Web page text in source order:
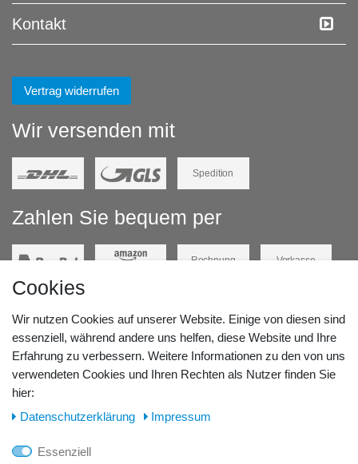
Kontakt
Vertrag widerrufen
Wir versenden mit
Spedition
Zahlen Sie bequem per
Rechnung Vorkasse
Unsere Lageradresse:
GeBOOTE24 - Martin Rolle & Iris Kleiner GbR
Cookies
Wir nutzen Cookies auf unserer Website. Einige von diesen sind
essenziell, während andere uns helfen, diese Website und Ihre
Erfahrung zu verbessern. Weitere Informationen zu den von uns
verwendeten Cookies und Ihren Rechten als Nutzer finden Sie
hier:
Daten­schutz­erklärung
Impressum
Essenziell